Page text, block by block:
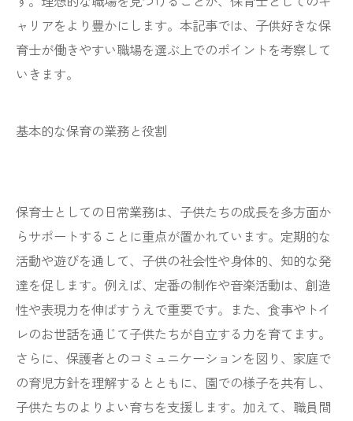
ャリアをより豊かにします。本記事では、子供好きな保
育士が働きやすい職場を選ぶ上でのポイントを考察して
いきます。
基本的な保育の業務と役割
保育士としての日常業務は、子供たちの成長を多方面か
らサポートすることに重点が置かれています。定期的な
活動や遊びを通して、子供の社会性や身体的、知的な発
達を促します。例えば、定番の制作や音楽活動は、創造
性や表現力を伸ばすうえで重要です。また、食事やトイ
レのお世話を通じて子供たちが自立する力を育てます。
さらに、保護者とのコミュニケーションを図り、家庭で
の育児方針を理解するとともに、園での様子を共有し、
子供たちのよりよい育ちを支援します。加えて、職員間